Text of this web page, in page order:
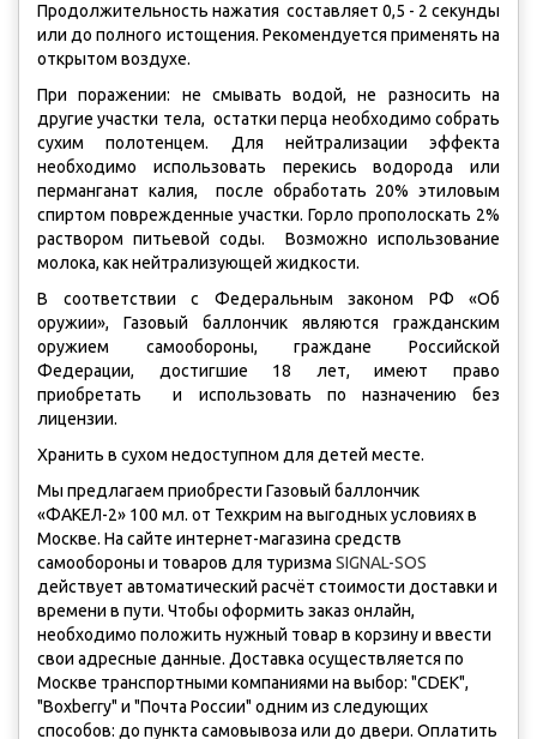
Продолжительность нажатия составляет 0,5 - 2 секунды
или до полного истощения. Рекомендуется применять на
открытом воздухе.
При поражении: не смывать водой, не разносить на
другие участки тела, остатки перца необходимо собрать
сухим полотенцем. Для нейтрализации эффекта
необходимо использовать перекись водорода или
перманганат калия, после обработать 20% этиловым
спиртом поврежденные участки. Горло прополоскать 2%
раствором питьевой соды. Возможно использование
молока, как нейтрализующей жидкости.
В соответствии с Федеральным законом РФ «Об
оружии», Газовый баллончик являются гражданским
оружием самообороны, граждане Российской
Федерации, достигшие 18 лет, имеют право
приобретать и использовать по назначению без
лицензии.
Хранить в сухом недоступном для детей месте.
Мы предлагаем приобрести Газовый баллончик
«ФАКЕЛ-2» 100 мл. от Техкрим на выгодных условиях в
Москве. На сайте интернет-магазина средств
самообороны и товаров для туризма SIGNAL-SOS
действует автоматический расчёт стоимости доставки и
времени в пути. Чтобы оформить заказ онлайн,
необходимо положить нужный товар в корзину и ввести
свои адресные данные. Доставка осуществляется по
Москве транспортными компаниями на выбор: "CDEK",
"Boxberry" и "Почта России" одним из следующих
способов: до пункта самовывоза или до двери. Оплатить